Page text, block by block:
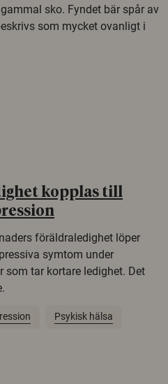
sko. Fyndet bär spår av
som mycket ovanligt i
kopplas till
föräldraledighet löper
symtom under
som tar kortare ledighet. Det
Psykisk hälsa